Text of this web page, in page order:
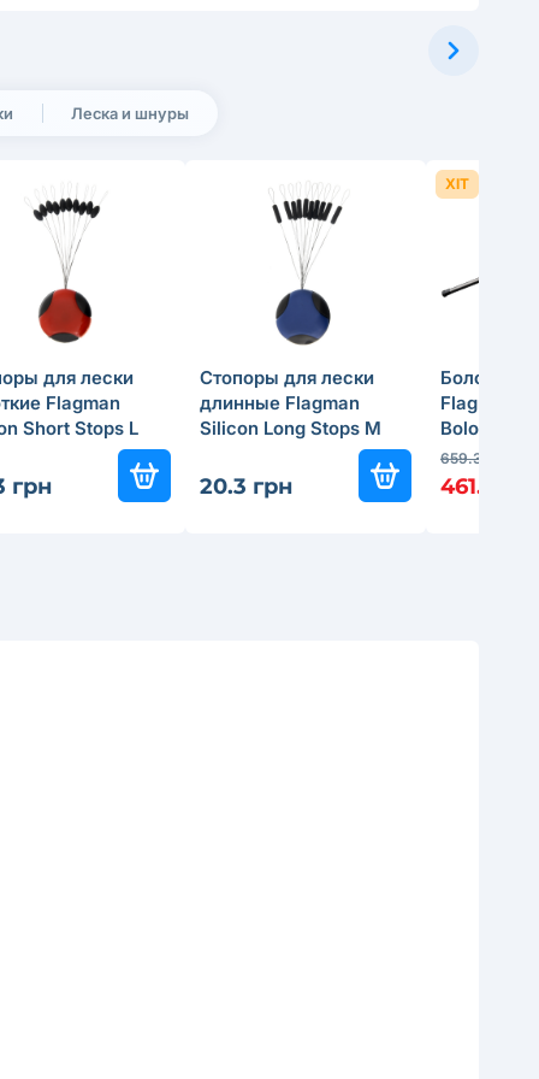
Леска и шнуры
для лески
Flagman
Short Stops L
грн
Стопоры для лески
длинные Flagman
Silicon Long Stops M
20.3 грн
ХІТ
Flagman
Bolo 5м
659.3
461.51